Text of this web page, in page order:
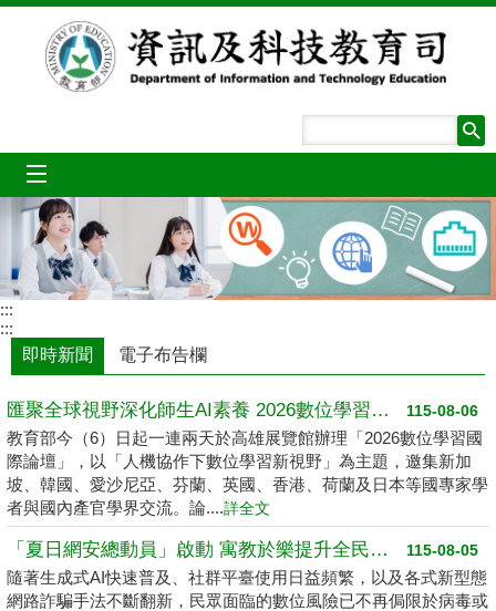
跳到主要內容區塊
:::
:::
即時新聞
電子布告欄
115-08-06
匯聚全球視野深化師生AI素養 2026數位學習國際論壇高雄登場
教育部今（6）日起一連兩天於高雄展覽館辦理「2026數位學習國
際論壇」，以「人機協作下數位學習新視野」為主題，邀集新加
坡、韓國、愛沙尼亞、芬蘭、英國、香港、荷蘭及日本等國專家學
者與國內產官學界交流。論....詳全文
115-08-05
「夏日網安總動員」啟動 寓教於樂提升全民數位素養
隨著生成式AI快速普及、社群平臺使用日益頻繁，以及各式新型態
網路詐騙手法不斷翻新，民眾面臨的數位風險已不再侷限於病毒或